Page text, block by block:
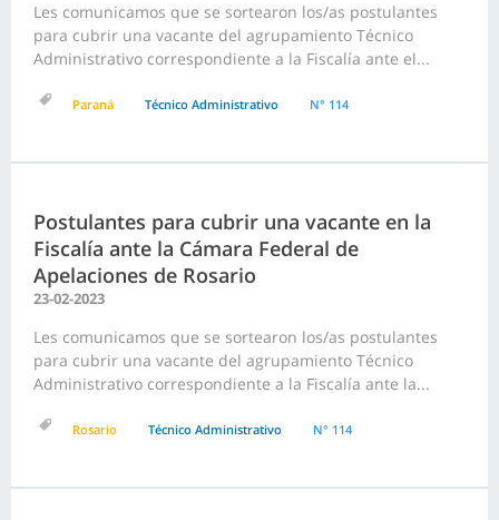
Les comunicamos que se sortearon los/as postulantes
para cubrir una vacante del agrupamiento Técnico
Administrativo correspondiente a la Fiscalía ante el...
Paraná Técnico Administrativo N° 114
Postulantes para cubrir una vacante en la
Fiscalía ante la Cámara Federal de
Apelaciones de Rosario
23-02-2023
Les comunicamos que se sortearon los/as postulantes
para cubrir una vacante del agrupamiento Técnico
Administrativo correspondiente a la Fiscalía ante la...
Rosario Técnico Administrativo N° 114